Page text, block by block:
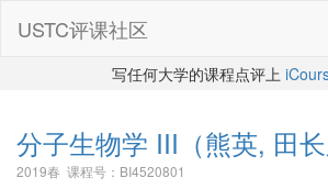
USTC评课社区
写任何大学的课程点评上
分子生物学 III （熊英, 田
2019春 课程号：BI4520801